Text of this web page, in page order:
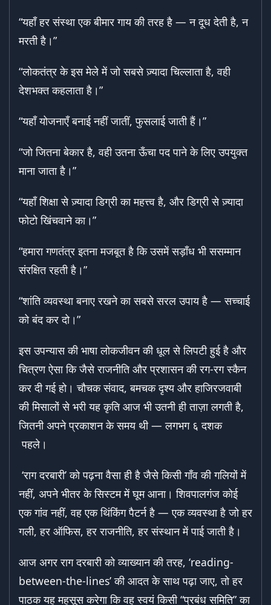
“यहाँ हर संस्था एक बीमार गाय की तरह है — न दूध देती है, न
मरती है।”
“लोकतंत्र के इस मेले में जो सबसे ज़्यादा चिल्लाता है, वही
देशभक्त कहलाता है।”
“यहाँ योजनाएँ बनाई नहीं जातीं, फुसलाई जाती हैं।”
“जो जितना बेकार है, वही उतना ऊँचा पद पाने के लिए उपयुक्त
माना जाता है।”
“यहाँ शिक्षा से ज़्यादा डिग्री का महत्त्व है, और डिग्री से ज़्यादा
फोटो खिंचवाने का।”
“हमारा गणतंत्र इतना मजबूत है कि उसमें सड़ाँध भी ससम्मान
संरक्षित रहती है।”
“शांति व्यवस्था बनाए रखने का सबसे सरल उपाय है — सच्चाई
को बंद कर दो।”
इस उपन्यास की भाषा लोकजीवन की धूल से लिपटी हुई है और
चित्रण ऐसा कि जैसे राजनीति और प्रशासन की रग-रग स्कैन
कर दी गई हो। चौचक संवाद, बमचक दृश्य और हाजिरजवाबी
की मिसालों से भरी यह कृति आज भी उतनी ही ताज़ा लगती है,
जितनी अपने प्रकाशन के समय थी — लगभग ६ दशक
पहले।
‘राग दरबारी’ को पढ़ना वैसा ही है जैसे किसी गाँव की गलियों में
नहीं, अपने भीतर के सिस्टम में घूम आना। शिवपालगंज कोई
एक गांव नहीं, वह एक थिंकिंग पैटर्न है — एक व्यवस्था है जो हर
गली, हर ऑफिस, हर राजनीति, हर संस्थान में पाई जाती है।
आज अगर राग दरबारी को व्याख्यान की तरह, ‘reading-
between-the-lines’ की आदत के साथ पढ़ा जाए, तो हर
पाठक यह महसूस करेगा कि वह स्वयं किसी “प्रबंध समिति” का